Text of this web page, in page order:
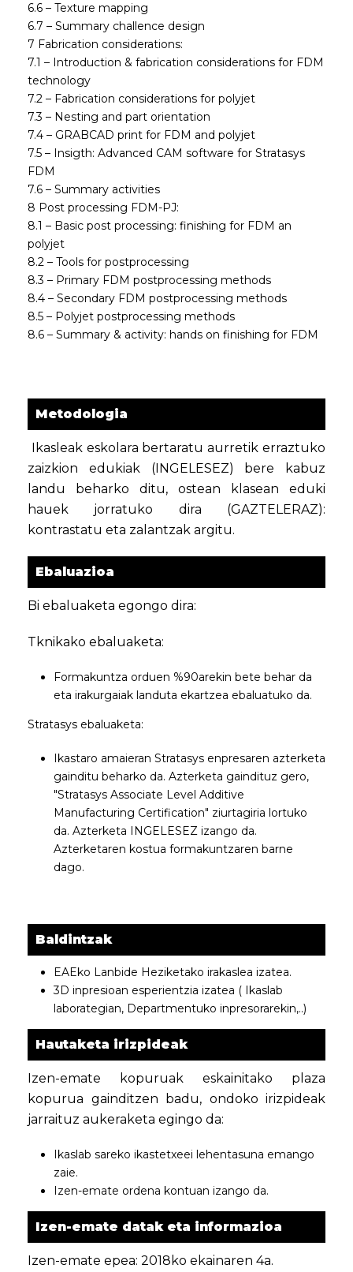
6.6 – Texture mapping
6.7 – Summary challence design
7 Fabrication considerations:
7.1 – Introduction & fabrication considerations for FDM
technology
7.2 – Fabrication considerations for polyjet
7.3 – Nesting and part orientation
7.4 – GRABCAD print for FDM and polyjet
7.5 – Insigth: Advanced CAM software for Stratasys
FDM
7.6 – Summary activities
8 Post processing FDM-PJ:
8.1 – Basic post processing: finishing for FDM an
polyjet
8.2 – Tools for postprocessing
8.3 – Primary FDM postprocessing methods
8.4 – Secondary FDM postprocessing methods
8.5 – Polyjet postprocessing methods
8.6 – Summary & activity: hands on finishing for FDM
Metodologia
Ikasleak eskolara bertaratu aurretik erraztuko
zaizkion edukiak (INGELESEZ) bere kabuz
landu beharko ditu, ostean klasean eduki
hauek jorratuko dira (GAZTELERAZ):
kontrastatu eta zalantzak argitu.
Ebaluazioa
Bi ebaluaketa egongo dira:
Tknikako ebaluaketa:
Formakuntza orduen %90arekin bete behar da
eta irakurgaiak landuta ekartzea ebaluatuko da.
Stratasys ebaluaketa:
Ikastaro amaieran Stratasys enpresaren azterketa
gainditu beharko da. Azterketa gaindituz gero,
"Stratasys Associate Level Additive
Manufacturing Certification" ziurtagiria lortuko
da. Azterketa INGELESEZ izango da.
Azterketaren kostua formakuntzaren barne
dago.
Baldintzak
EAEko Lanbide Heziketako irakaslea izatea.
3D inpresioan esperientzia izatea ( Ikaslab
laborategian, Departmentuko inpresorarekin,..)
Hautaketa irizpideak
Izen-emate kopuruak eskainitako plaza
kopurua gainditzen badu, ondoko irizpideak
jarraituz aukeraketa egingo da:
Ikaslab sareko ikastetxeei lehentasuna emango
zaie.
Izen-emate ordena kontuan izango da.
Izen-emate datak eta informazioa
Izen-emate epea: 2018ko ekainaren 4a.